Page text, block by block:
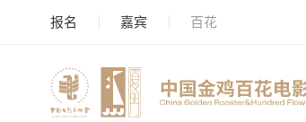
报名 嘉宾 百花